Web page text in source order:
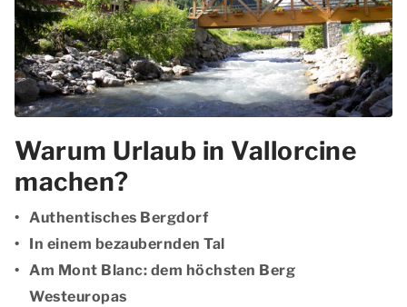
Warum Urlaub in Vallorcine
machen?
Authentisches Bergdorf
In einem bezaubernden Tal
Am Mont Blanc: dem höchsten Berg
Westeuropas